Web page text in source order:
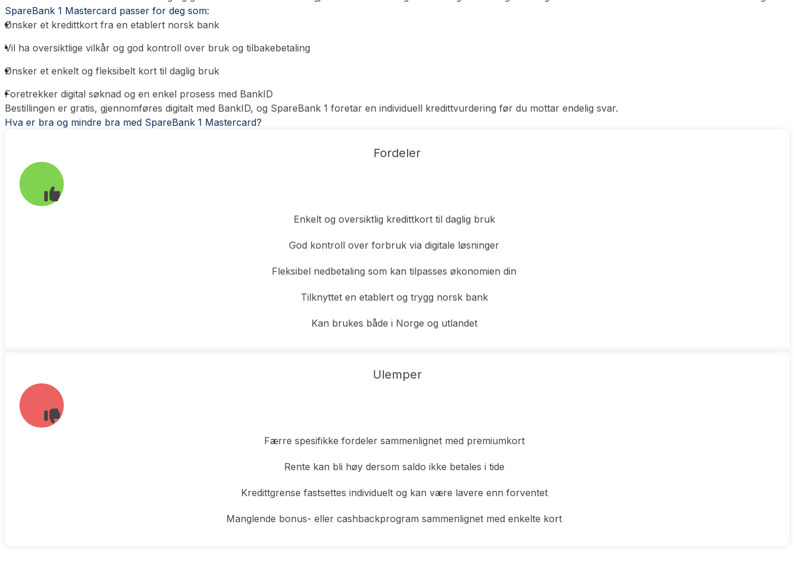
SpareBank 1 Mastercard passer for deg som:
Ønsker et kredittkort fra en etablert norsk bank
Vil ha oversiktlige vilkår og god kontroll over bruk og tilbakebetaling
Ønsker et enkelt og fleksibelt kort til daglig bruk
Foretrekker digital søknad og en enkel prosess med BankID
Bestillingen er gratis, gjennomføres digitalt med BankID, og SpareBank 1 foretar en individuell kredittvurdering før du mottar endelig svar.
Hva er bra og mindre bra med SpareBank 1 Mastercard?
Fordeler
Enkelt og oversiktlig kredittkort til daglig bruk
God kontroll over forbruk via digitale løsninger
Fleksibel nedbetaling som kan tilpasses økonomien din
Tilknyttet en etablert og trygg norsk bank
Kan brukes både i Norge og utlandet
Ulemper
Færre spesifikke fordeler sammenlignet med premiumkort
Rente kan bli høy dersom saldo ikke betales i tide
Kredittgrense fastsettes individuelt og kan være lavere enn forventet
Manglende bonus- eller cashbackprogram sammenlignet med enkelte kort